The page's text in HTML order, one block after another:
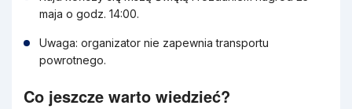
maja o godz. 14:00.
Uwaga: organizator nie zapewnia transportu
powrotnego.
Co jeszcze warto wiedzieć?